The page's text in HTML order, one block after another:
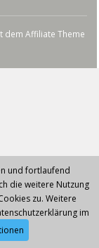
dem Affiliate Theme
und fortlaufend
die weitere Nutzung
zu. Weitere
im